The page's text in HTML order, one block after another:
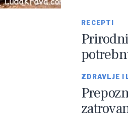
RECEPTI
ZDRAVLJE I